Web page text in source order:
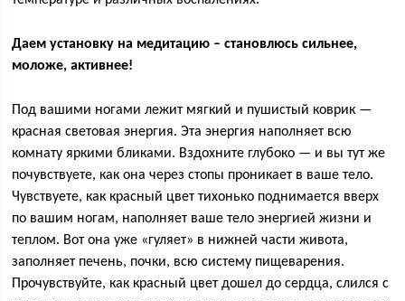
Даем установку на медитацию – становлюсь сильнее,
моложе, активнее!
Под вашими ногами лежит мягкий и пушистый коврик —
красная световая энергия. Эта энергия наполняет всю
комнату яркими бликами. Вздохните глубоко — и вы тут же
почувствуете, как она через стопы проникает в ваше тело.
Чувствуете, как красный цвет тихонько поднимается вверх
по вашим ногам, наполняет ваше тело энергией жизни и
теплом. Вот она уже «гуляет» в нижней части живота,
заполняет печень, почки, всю систему пищеварения.
Прочувствуйте, как красный цвет дошел до сердца, слился с